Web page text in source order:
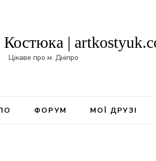
|
Цікаве про м. Дніпро
ФОРУМ МОЇ ДРУЗІ